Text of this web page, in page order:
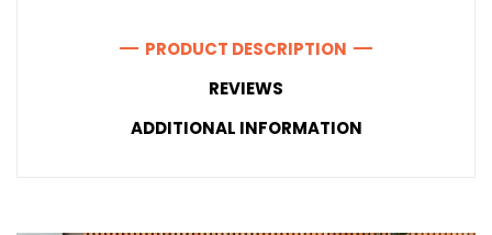
PRODUCT DESCRIPTION
REVIEWS
ADDITIONAL INFORMATION